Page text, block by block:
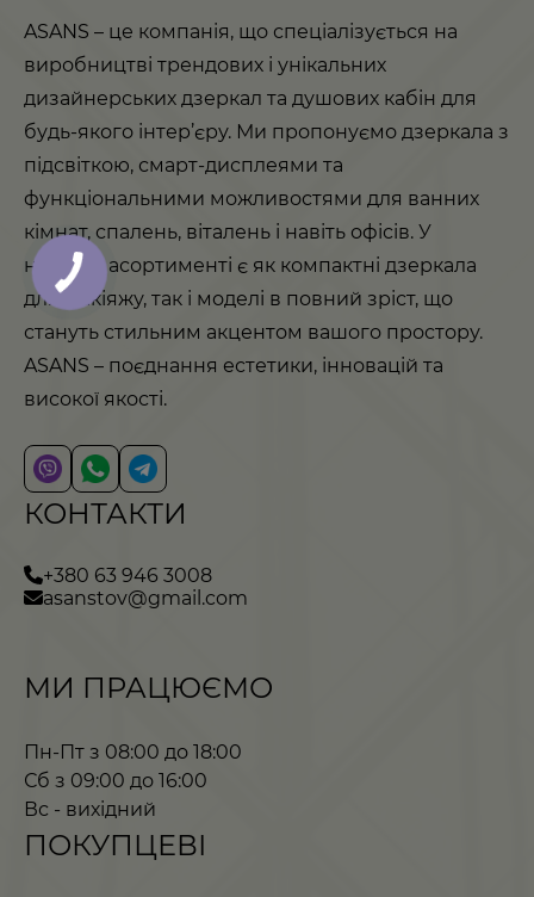
ASANS – це компанія, що спеціалізується на
виробництві трендових і унікальних
дизайнерських дзеркал та душових кабін для
будь-якого інтер’єру. Ми пропонуємо дзеркала з
підсвіткою, смарт-дисплеями та
функціональними можливостями для ванних
кімнат, спалень, віталень і навіть офісів. У
нашому асортименті є як компактні дзеркала
для макіяжу, так і моделі в повний зріст, що
стануть стильним акцентом вашого простору.
ASANS – поєднання естетики, інновацій та
високої якості.
КОНТАКТИ
+380 63 946 3008
asanstov@gmail.com
МИ ПРАЦЮЄМО
Пн-Пт з 08:00 до 18:00
Сб з 09:00 до 16:00
Вс - вихідний
ПОКУПЦЕВІ